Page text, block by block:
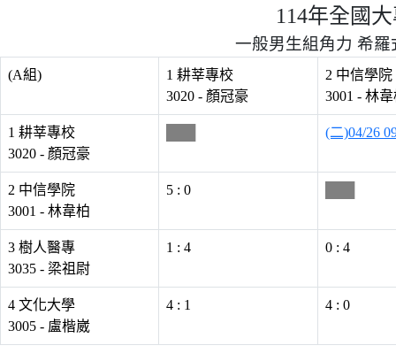
114年全國
一般男生組角力 希羅
(A組)
1 耕莘專校
3020 - 顏冠豪
2 中信學院
3001 - 林
1 耕莘專校
3020 - 顏冠豪
(二)04/26
2 中信學院
3001 - 林韋柏
5 : 0
3 樹人醫專
3035 - 梁祖尉
1 : 4 0 : 4
4 文化大學
3005 - 盧楷崴
4 : 1 4 : 0